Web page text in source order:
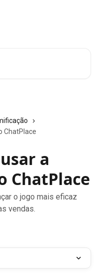
ChatPlace
a
ChatPlace
o jogo mais eficaz
vendas.